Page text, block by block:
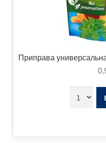
Приправа